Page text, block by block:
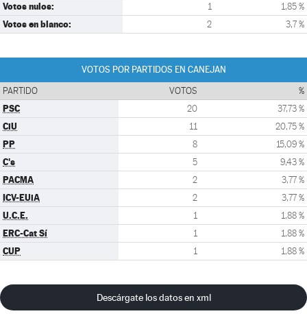
Votos nulos: 1 1,85 %
Votos en blanco: 2 3,7 %
VOTOS POR PARTIDOS EN CANEJAN
PARTIDO VOTOS %
PSC 20 37,73 %
CiU 11 20,75 %
PP 8 15,09 %
C's 5 9,43 %
PACMA 2 3,77 %
ICV-EUiA 2 3,77 %
U.C.E. 1 1,88 %
ERC-Cat Sí 1 1,88 %
CUP 1 1,88 %
Descárgate los datos en xml